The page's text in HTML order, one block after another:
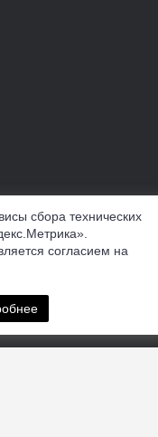
сбора технических
согласием на